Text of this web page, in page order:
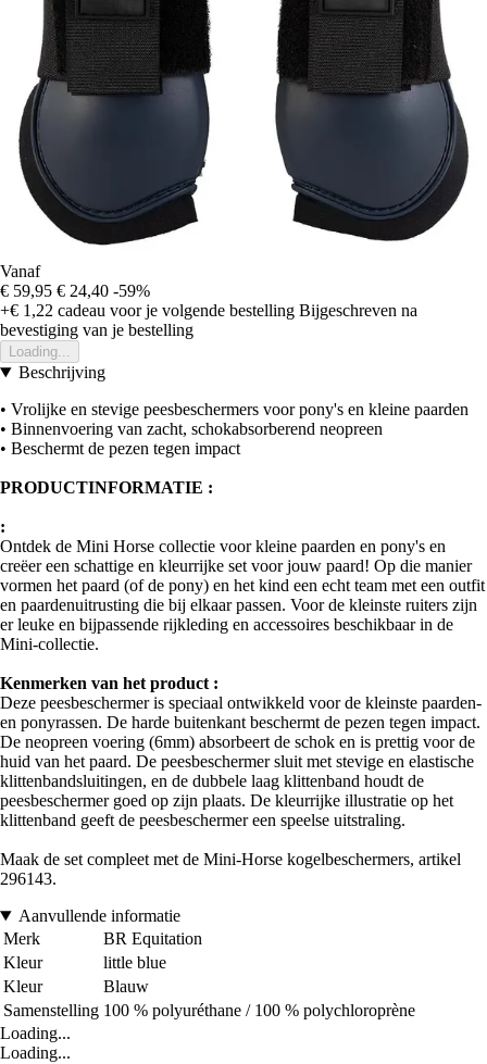
Vanaf
€ 59,95 € 24,40 -59%
+€ 1,22 cadeau voor je volgende bestelling Bijgeschreven na
bevestiging van je bestelling
Loading...
Beschrijving
• Vrolijke en stevige peesbeschermers voor pony's en kleine paarden
• Binnenvoering van zacht, schokabsorberend neopreen
• Beschermt de pezen tegen impact
PRODUCTINFORMATIE :
:
Ontdek de Mini Horse collectie voor kleine paarden en pony's en
creëer een schattige en kleurrijke set voor jouw paard! Op die manier
vormen het paard (of de pony) en het kind een echt team met een outfit
en paardenuitrusting die bij elkaar passen. Voor de kleinste ruiters zijn
er leuke en bijpassende rijkleding en accessoires beschikbaar in de
Mini-collectie.
Kenmerken van het product :
Deze peesbeschermer is speciaal ontwikkeld voor de kleinste paarden-
en ponyrassen. De harde buitenkant beschermt de pezen tegen impact.
De neopreen voering (6mm) absorbeert de schok en is prettig voor de
huid van het paard. De peesbeschermer sluit met stevige en elastische
klittenbandsluitingen, en de dubbele laag klittenband houdt de
peesbeschermer goed op zijn plaats. De kleurrijke illustratie op het
klittenband geeft de peesbeschermer een speelse uitstraling.
Maak de set compleet met de Mini-Horse kogelbeschermers, artikel
296143.
Aanvullende informatie
Merk
BR Equitation
Kleur
little blue
Kleur
Blauw
Samenstelling 100 % polyuréthane / 100 % polychloroprène
Loading...
Loading...